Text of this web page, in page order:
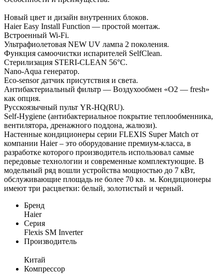
Новый цвет и дизайн внутренних блоков.
Haier Easy Install Function — простой монтаж.
Встроенный Wi-Fi.
Ультрафиолетовая NEW UV лампа 2 поколения.
Функция самоочистки испарителей SelfClean.
Стерилизация STERI-CLEAN 56°C.
Nano-Aqua генератор.
Eco-sensor датчик присутствия и света.
Антибактериальный фильтр — Воздухообмен «О2 — fresh»
как опция.
Русскоязычный пульт YR-HQ(RU).
Self-Hygiene (антибактериальное покрытие теплообменника,
вентилятора, дренажного поддона, жалюзи).
Настенные кондиционеры серии FLEXIS Super Match от
компании Haier – это оборудование премиум-класса, в
разработке которого производитель использовал самые
передовые технологии и современные комплектующие. В
модельный ряд вошли устройства мощностью до 7 кВт,
обслуживающие площадь не более 70 кв. м. Кондиционеры
имеют три расцветки: белый, золотистый и черный.
Бренд
Haier
Серия
Flexis SM Inverter
Производитель
Китай
Компрессор